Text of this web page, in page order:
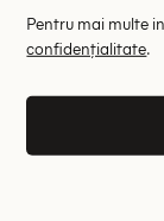
Rochie scurta
44.00 lei
Pentru mai multe
confidențialitate.